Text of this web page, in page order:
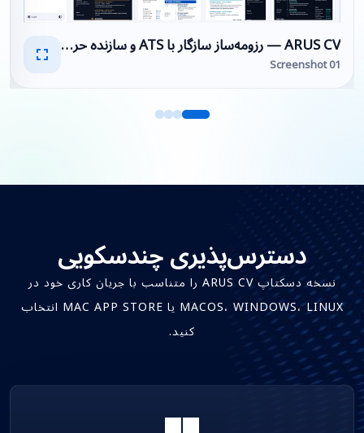
ARUS CV — رزومه‌ساز سازگار با ATS و سازنده حرفه‌ای رزومه PDF
Screenshot 01
دسترس‌پذیری چندسکویی
نسخه دسکتاپ ARUS CV را متناسب با جریان کاری خود در
MACOS، WINDOWS، LINUX یا MAC APP STORE انتخاب
کنید.